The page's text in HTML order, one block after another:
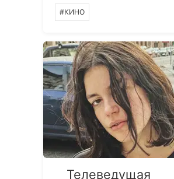
#КИНО
Телеведущая